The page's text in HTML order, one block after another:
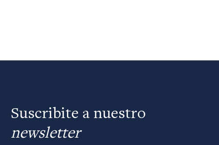
Suscribite a nuestro
newsletter